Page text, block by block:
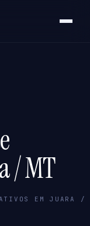
/ MT
EM JUARA /